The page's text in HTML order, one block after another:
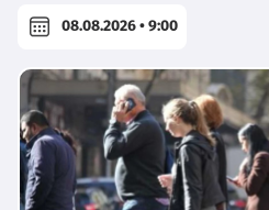
08.08.2026 • 9:00